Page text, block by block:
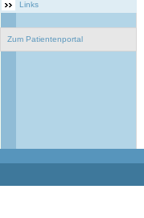
Links
Zum Patientenportal